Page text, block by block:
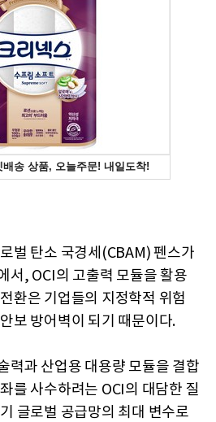
벌 탄소 국경세(CBAM) 펜스가
서, OCI의 고출력 모듈을 활용
환은 기업들의 지정학적 위험
보 방어벽이 되기 때문이다.
력과 산업용 대용량 모듈을 결합
를 사수하려는 OCI의 대담한 질
글로벌 공급망의 최대 변수로